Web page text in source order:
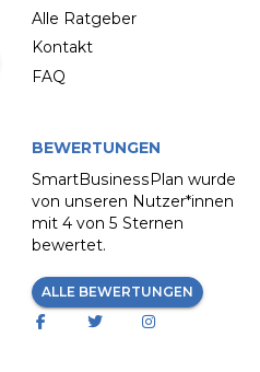
Alle Ratgeber
Kontakt
FAQ
BEWERTUNGEN
SmartBusinessPlan wurde
von unseren Nutzer*innen
mit 4 von 5 Sternen
bewertet.
ALLE BEWERTUNGEN